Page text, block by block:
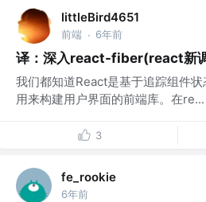
littleBird4651
前端 · 6年前
译：深入react-fiber(react新
我们都知道React是基于追踪组件
用来构建用户界面的前端库。在re...
3
fe_rookie
6年前